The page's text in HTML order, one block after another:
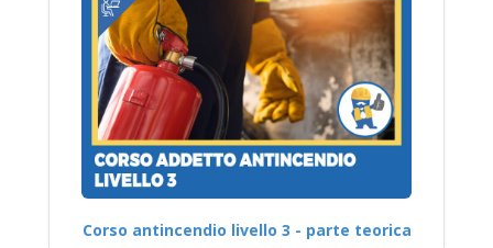
Corso antincendio livello 3 - parte teorica